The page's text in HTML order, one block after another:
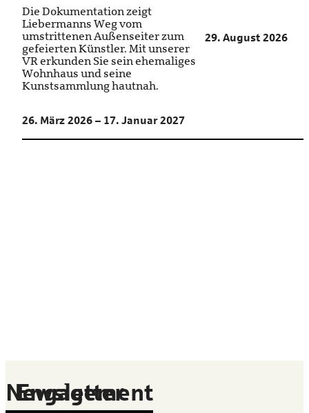
Die Dokumentation zeigt
Liebermanns Weg vom
umstrittenen Außenseiter zum
gefeierten Künstler. Mit unserer
VR erkunden Sie sein ehemaliges
Wohnhaus und seine
Kunstsammlung hautnah.
26. März 2026 – 17. Januar 2027
29. August 2026
Newsletter
Engagement